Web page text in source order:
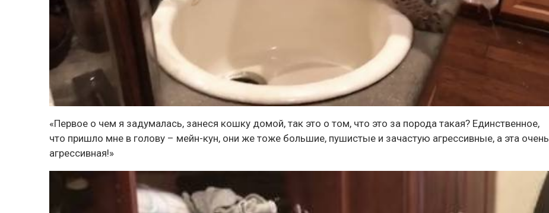
«Первое о чем я задумалась, занеся кошку домой, так это о том, что это за порода такая? Единственное,
что пришло мне в голову – мейн-кун, они же тоже большие, пушистые и зачастую агрессивные, а эта очень
агрессивная!»